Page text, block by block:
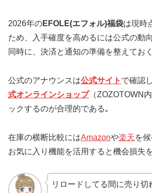
2026年のEFOLE(エフォル)福袋は現時
ため、入手確度を高めるには公式の動
同時に、決済と通知の準備を整えてお
公式のアナウンスは公式サイト で確認
式オンラインショップ（ZOZOTOWN
ックするのが合理的である｡
在庫の横断比較にはAmazonや楽天を
お気に入り機能を活用すると機会損失
リロードしてる間に売り